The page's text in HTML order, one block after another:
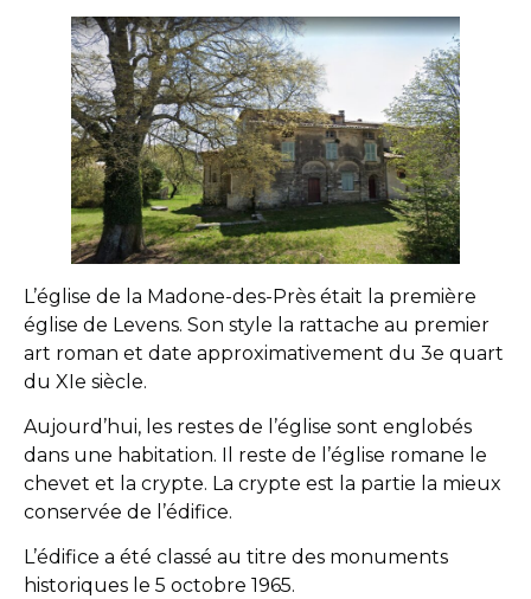
L’église de la Madone-des-Près était la première
église de Levens. Son style la rattache au premier
art roman et date approximativement du 3e quart
du XIe siècle.
Aujourd’hui, les restes de l’église sont englobés
dans une habitation. Il reste de l’église romane le
chevet et la crypte. La crypte est la partie la mieux
conservée de l’édifice.
L’édifice a été classé au titre des monuments
historiques le 5 octobre 1965.